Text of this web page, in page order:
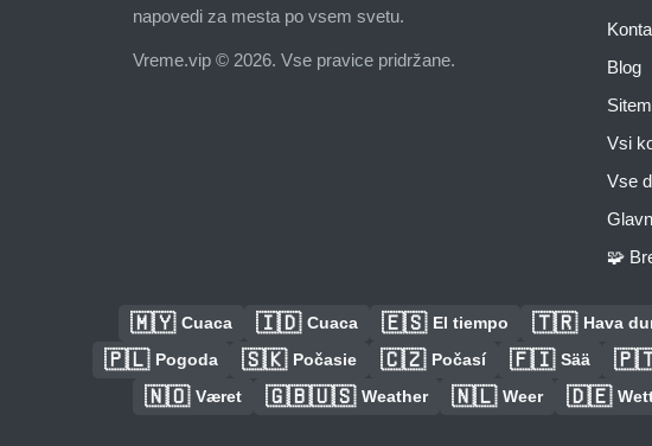
napovedi za mesta po vsem svetu.
Vreme.vip © 2026. Vse pravice pridržane.
Blog
Vsi
Vse
🧩
🇲🇾 Cuaca 🇮🇩 Cuaca 🇪🇸 El tiempo 🇹🇷 Hava
🇵🇱 Pogoda 🇸🇰 Počasie 🇨🇿 Počasí 🇫🇮 Sää
🇳🇴 Været 🇬🇧🇺🇸 Weather 🇳🇱 Weer 🇩🇪